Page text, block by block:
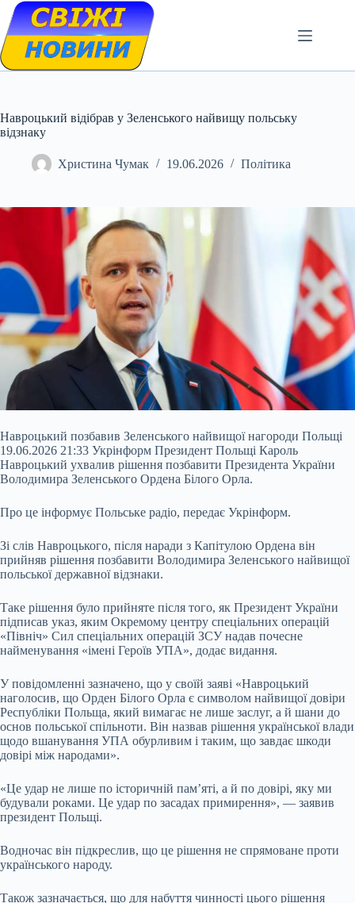
Skip
content
Навроцький відібрав у Зеленського найвищу польську
відзнаку
Христина Чумак 19.06.2026 Політика
Навроцький позбавив Зеленського найвищої нагороди Польщі
19.06.2026 21:33 Укрінформ Президент Польщі Кароль
Навроцький ухвалив рішення позбавити Президента України
Володимира Зеленського Ордена Білого Орла.
Про це інформує Польське радіо, передає Укрінформ.
Зі слів Навроцького, після наради з Капітулою Ордена він
прийняв рішення позбавити Володимира Зеленського найвищої
польської державної відзнаки.
Таке рішення було прийняте після того, як Президент України
підписав указ, яким Окремому центру спеціальних операцій
«Північ» Сил спеціальних операцій ЗСУ надав почесне
найменування «імені Героїв УПА», додає видання.
У повідомленні зазначено, що у своїй заяві «Навроцький
наголосив, що Орден Білого Орла є символом найвищої довіри
Республіки Польща, який вимагає не лише заслуг, а й шани до
основ польської спільноти. Він назвав рішення української влади
щодо вшанування УПА обурливим і таким, що завдає шкоди
довірі між народами».
«Це удар не лише по історичній пам’яті, а й по довірі, яку ми
будували роками. Це удар по засадах примирення», — заявив
президент Польщі.
Водночас він підкреслив, що це рішення не спрямоване проти
українського народу.
Також зазначається, що для набуття чинності цього рішення